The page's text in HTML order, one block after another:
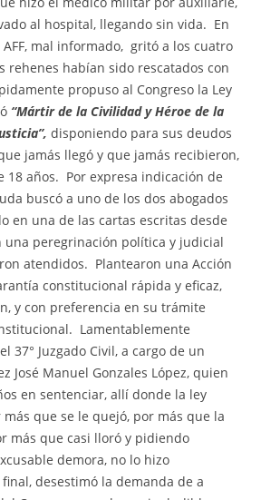
al hospital, llegando sin vida. En
mal informado, gritó a los cuatro
rehenes habían sido rescatados con
propuso al Congreso la Ley
“Mártir de la Civilidad y Héroe de la
disponiendo para sus deudos
jamás llegó y que jamás recibieron,
18 años. Por expresa indicación de
buscó a uno de los dos abogados
en una de las cartas escritas desde
peregrinación política y judicial
atendidos. Plantearon una Acción
constitucional rápida y eficaz,
y con preferencia en su trámite
Lamentablemente
37° Juzgado Civil, a cargo de un
José Manuel Gonzales López, quien
en sentenciar, allí donde la ley
que se le quejó, por más que la
más que casi lloró y pidiendo
demora, no lo hizo
desestimó la demanda de a